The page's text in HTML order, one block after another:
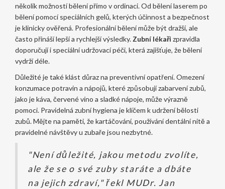
několik možností bělení přímo v ordinaci. Od bělení laserem po
bělení pomocí speciálních gelů, kterých účinnost a bezpečnost
je klinicky ověřená. Profesionální bělení může být dražší, ale
často přináší lepší a rychlejší výsledky.Zubní lékaři zpravidla
doporučují i speciální udržovací péči, která zajišťuje, že bělení
vydrží déle.
Důležité je také klást důraz na preventivní opatření. Omezení
konzumace potravin a nápojů, které způsobují zabarvení zubů,
jako je káva, červené víno a sladké nápoje, může výrazně
pomoci. Pravidelná zubní hygiena je klíčem k udržení bělosti
zubů. Mějte na paměti, že kartáčování, používání dentální nitě a
pravidelné návštěvy u zubaře jsou nezbytné.
"Není důležité, jakou metodu zvolíte,
ale že se o své zuby staráte a dbáte
na jejich zdraví," řekl MUDr. Jan